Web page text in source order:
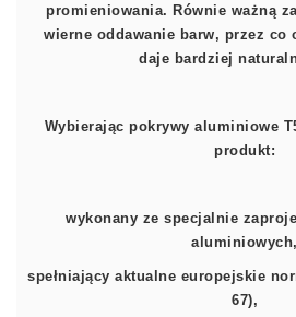
promieniowania. Równie ważną
wierne oddawanie barw, przez co
daje bardziej
Wybierając pokrywy aluminiowe
produkt:
wykonany ze specjalnie
aluminiowych,
spełniający aktualne europejskie
67),